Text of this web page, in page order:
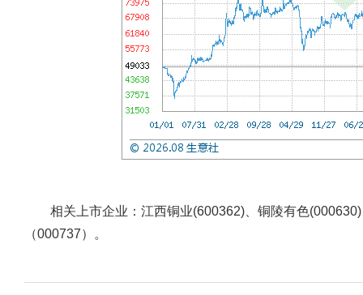
相关上市企业：江西铜业(600362)、铜陵有色(000630)
（000737）。